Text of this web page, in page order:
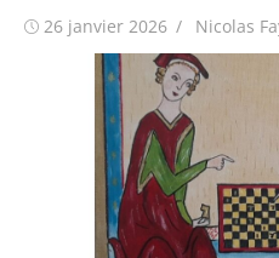
Publié
26 janvier 2026 Auteur/
Nicolas